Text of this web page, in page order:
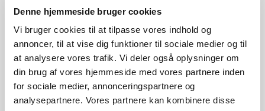
Denne hjemmeside bruger cookies
Vi bruger cookies til at tilpasse vores indhold og
annoncer, til at vise dig funktioner til sociale medier og til
at analysere vores trafik. Vi deler også oplysninger om
din brug af vores hjemmeside med vores partnere inden
for sociale medier, annonceringspartnere og
analysepartnere. Vores partnere kan kombinere disse
Show Filters
-18%
Cannondale
SuperX 3
-20%
Cannondale